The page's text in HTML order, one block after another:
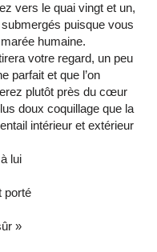
vers le quai vingt et un,
puisque vous
humaine.
votre regard, un peu
parfait et que l’on
plutôt près du cœur
doux coquillage que la
intérieur et extérieur
lui
porté
»